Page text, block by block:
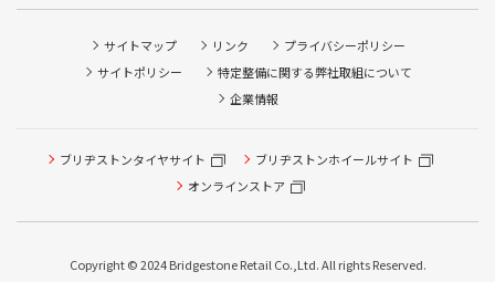
サイトマップ リンク
プライバシーポリシー
サイトポリシー
特定整備に関する弊社取組について
企業情報
ブリヂストンタイヤサイト
ブリヂストンホイールサイト
オンラインストア
Copyright © 2024 Bridgestone Retail Co.,Ltd. All rights Reserved.
タイヤ点検・安全点検/タイヤ履き替え/オイル交換/その他
ピット作業の予約
本日のタイヤ履き替え順番待ち予約 ※クローク契約会員の